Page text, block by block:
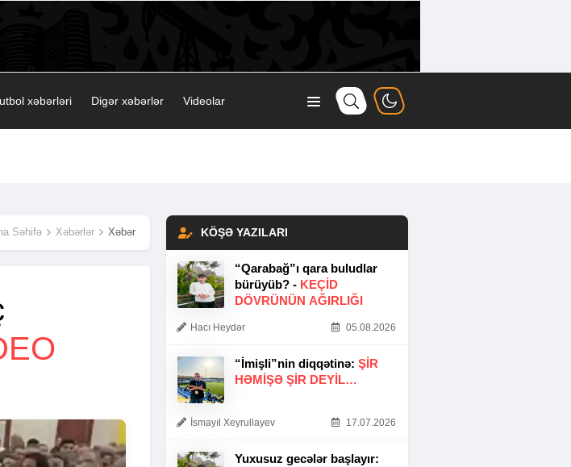
xəbərləri Digər xəbərlər Videolar
Səhifə Xəbərlər Xəbər KÖŞƏ YAZILARI
“Qarabağ”ı qara buludlar
bürüyüb? - KEÇID
DÖVRÜNÜN AĞIRLIĞI
Hacı Heydər 05.08.2026
“İmişli”nin diqqətinə: ŞIR
HƏMIŞƏ ŞIR DEYIL…
İsmayıl Xeyrullayev 17.07.2026
Yuxusuz gecələr başlayır: